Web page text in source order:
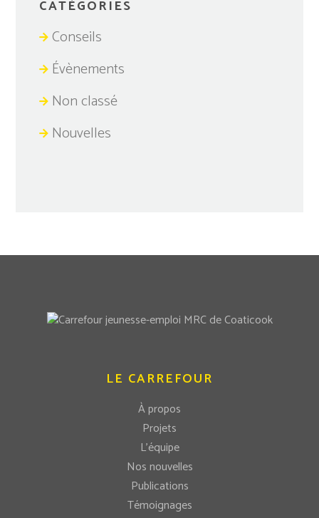
CATÉGORIES
Conseils
Évènements
Non classé
Nouvelles
LE CARREFOUR
À propos
Projets
L’équipe
Nos nouvelles
Publications
Témoignages